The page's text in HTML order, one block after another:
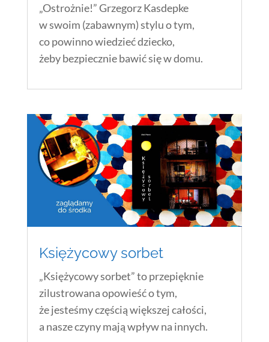
„Ostrożnie!” Grzegorz Kasdepke
w swoim (zabawnym) stylu o tym,
co powinno wiedzieć dziecko,
żeby bezpiecznie bawić się w domu.
Księżycowy sorbet
„Księżycowy sorbet” to przepięknie
zilustrowana opowieść o tym,
że jesteśmy częścią większej całości,
a nasze czyny mają wpływ na innych.